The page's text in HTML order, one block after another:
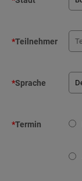
*Teilnehmer
*Sprache
*Termin